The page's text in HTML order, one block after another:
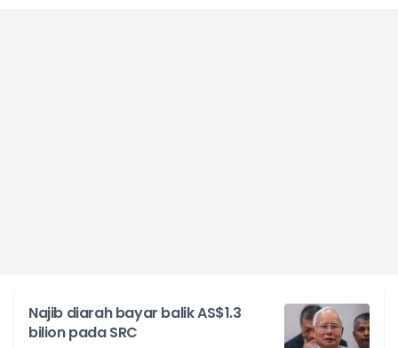
Najib diarah bayar balik AS$1.3
bilion pada SRC